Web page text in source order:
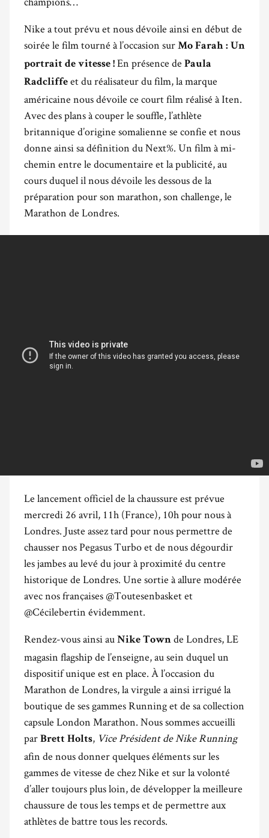
Nike a tout prévu et nous dévoile ainsi en début de
soirée le film tourné à l’occasion sur Mo Farah : Un
portrait de vitesse ! En présence de Paula
Radcliffe et du réalisateur du film, la marque
américaine nous dévoile ce court film réalisé à Iten.
Avec des plans à couper le souffle, l’athlète
britannique d’origine somalienne se confie et nous
donne ainsi sa définition du Next%. Un film à mi-
chemin entre le documentaire et la publicité, au
cours duquel il nous dévoile les dessous de la
préparation pour son marathon, son challenge, le
Marathon de Londres.
Le lancement officiel de la chaussure est prévue
mercredi 26 avril, 11h (France), 10h pour nous à
Londres. Juste assez tard pour nous permettre de
chausser nos Pegasus Turbo et de nous dégourdir
les jambes au levé du jour à proximité du centre
historique de Londres. Une sortie à allure modérée
avec nos françaises @Toutesenbasket et
@Cécilebertin évidemment.
Rendez-vous ainsi au Nike Town de Londres, LE
magasin flagship de l’enseigne, au sein duquel un
dispositif unique est en place. À l’occasion du
Marathon de Londres, la virgule a ainsi irrigué la
boutique de ses gammes Running et de sa collection
capsule London Marathon. Nous sommes accueilli
par Brett Holts, Vice Président de Nike Running
afin de nous donner quelques éléments sur les
gammes de vitesse de chez Nike et sur la volonté
d’aller toujours plus loin, de développer la meilleure
chaussure de tous les temps et de permettre aux
athlètes de battre tous les records.